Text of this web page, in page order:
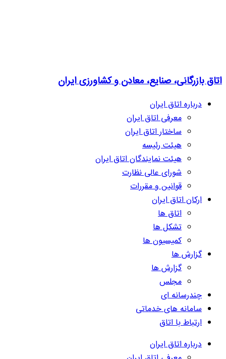
اتاق بازرگانی، صنایع، معادن و کشاورزی ایران
درباره اتاق ایران
معرفی اتاق ایران
ساختار اتاق ایران
هیئت رئیسه
هیئت نمایندگان اتاق ایران
شورای عالی نظارت
قوانین و مقررات
ارکان اتاق ایران
اتاق ها
تشکل ها
کمیسیون ها
گزارش ها
گزارش ها
مجلس
چندرسانه ای
سامانه های خدماتی
ارتباط با اتاق
درباره اتاق ایران